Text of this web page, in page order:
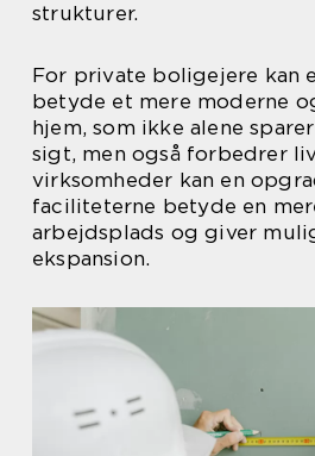
strukturer.
For private boligejere kan
betyde et mere moderne
hjem, som ikke alene
sigt, men også forbedrer
virksomheder kan en
faciliteterne betyde en
arbejdsplads og giver
ekspansion.